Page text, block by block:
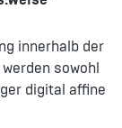
innerhalb der
sowohl
digital affine